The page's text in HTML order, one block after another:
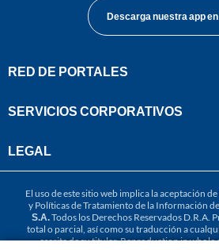
Descarga nuestra app en
RED DE PORTALES
SERVICIOS CORPORATIVOS
LEGAL
El uso de este sitio web implica la aceptación de
y Políticas de Tratamiento de la Información de
S.A.Todos los Derechos Reservados D.R.A.
total o parcial, así como su traducción a
escrita de su titular. Reproduction in